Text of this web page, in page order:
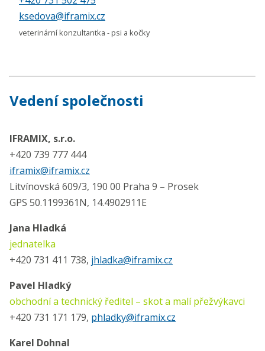
ksedova@iframix.cz
veterinární konzultantka - psi a kočky
Vedení společnosti
IFRAMIX, s.r.o.
+420 739 777 444
iframix@iframix.cz
Litvínovská 609/3, 190 00 Praha 9 – Prosek
GPS 50.1199361N, 14.4902911E
Jana Hladká
jednatelka
+420 731 411 738, jhladka@iframix.cz
Pavel Hladký
obchodní a technický ředitel – skot a malí přežvýkavci
+420 731 171 179, phladky@iframix.cz
Karel Dohnal